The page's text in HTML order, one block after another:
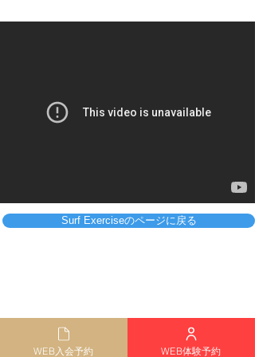
Surf Exerciseのページに戻る
WEB入会予約 WEB体験予約